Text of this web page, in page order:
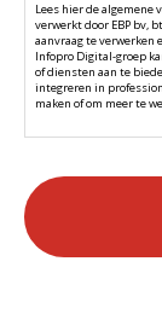
Lees hier dealgemene
verwerkt door EBP bv,
aanvraag te verwerken
Infopro Digital-groep
of diensten aan te
integreren in
maken of om meer te